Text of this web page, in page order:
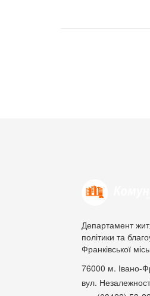
Департамент
політики та
Франківської
76000 м. Івано-
вул.